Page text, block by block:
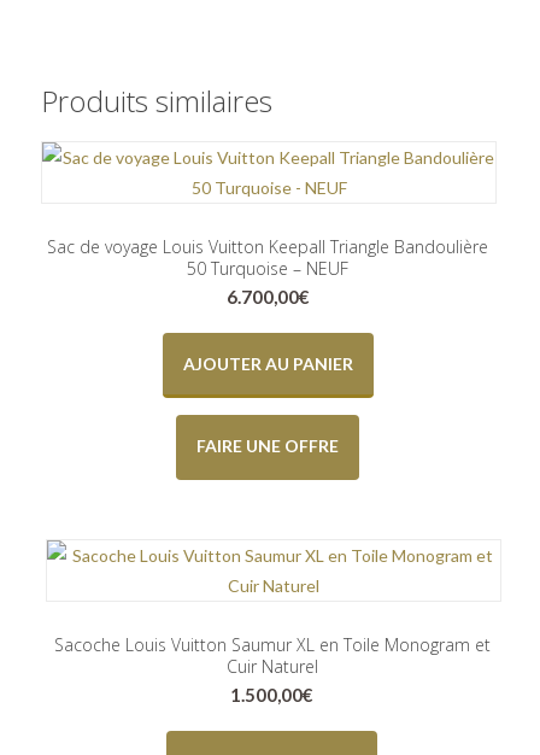
Produits similaires
Sac de voyage Louis Vuitton Keepall Triangle Bandoulière
50 Turquoise – NEUF
6.700,00€
AJOUTER AU PANIER
FAIRE UNE OFFRE
Sacoche Louis Vuitton Saumur XL en Toile Monogram et
Cuir Naturel
1.500,00€